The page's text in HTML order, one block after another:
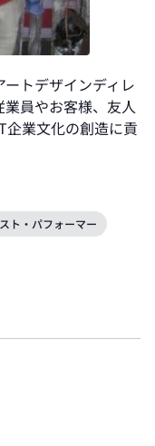
ートデザインディレ
業員やお客様、友人
企業文化の創造に貢
ト・パフォーマー